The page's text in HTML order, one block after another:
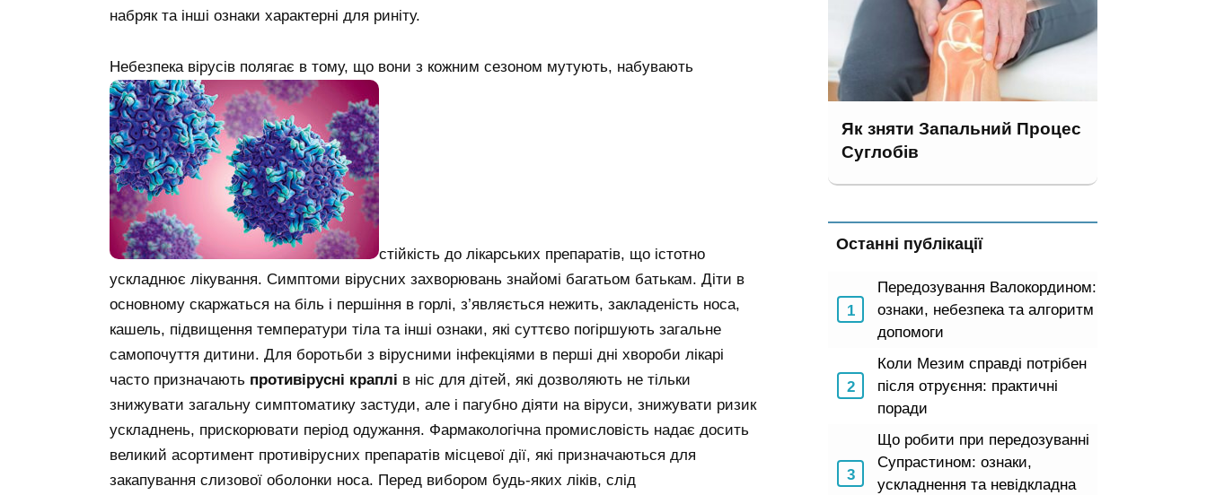
набряк та інші ознаки характерні для риніту.
Небезпека вірусів полягає в тому, що вони з кожним сезоном мутують, набувають
стійкість до лікарських препаратів, що істотно
ускладнює лікування. Симптоми вірусних захворювань знайомі багатьом батькам. Діти в
основному скаржаться на біль і першіння в горлі, з’являється нежить, закладеність носа,
кашель, підвищення температури тіла та інші ознаки, які суттєво погіршують загальне
самопочуття дитини. Для боротьби з вірусними інфекціями в перші дні хвороби лікарі
часто призначають противірусні краплі в ніс для дітей, які дозволяють не тільки
знижувати загальну симптоматику застуди, але і пагубно діяти на віруси, знижувати ризик
ускладнень, прискорювати період одужання. Фармакологічна промисловість надає досить
великий асортимент противірусних препаратів місцевої дії, які призначаються для
закапування слизової оболонки носа. Перед вибором будь-яких ліків, слід
Як зняти Запальний Процес
Суглобів
Останні публікації
Передозування Валокордином:
ознаки, небезпека та алгоритм
допомоги
Коли Мезим справді потрібен
після отруєння: практичні
поради
Що робити при передозуванні
Супрастином: ознаки,
ускладнення та невідкладна